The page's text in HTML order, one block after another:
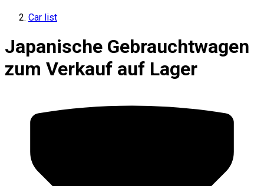
Car list
Japanische Gebrauchtwagen
zum Verkauf auf Lager